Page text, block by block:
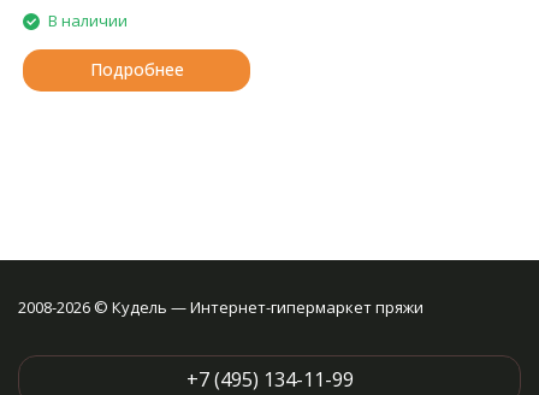
В наличии
Подробнее
2008-2026 © Кудель — Интернет-гипермаркет пряжи
+7 (495) 134-11-99